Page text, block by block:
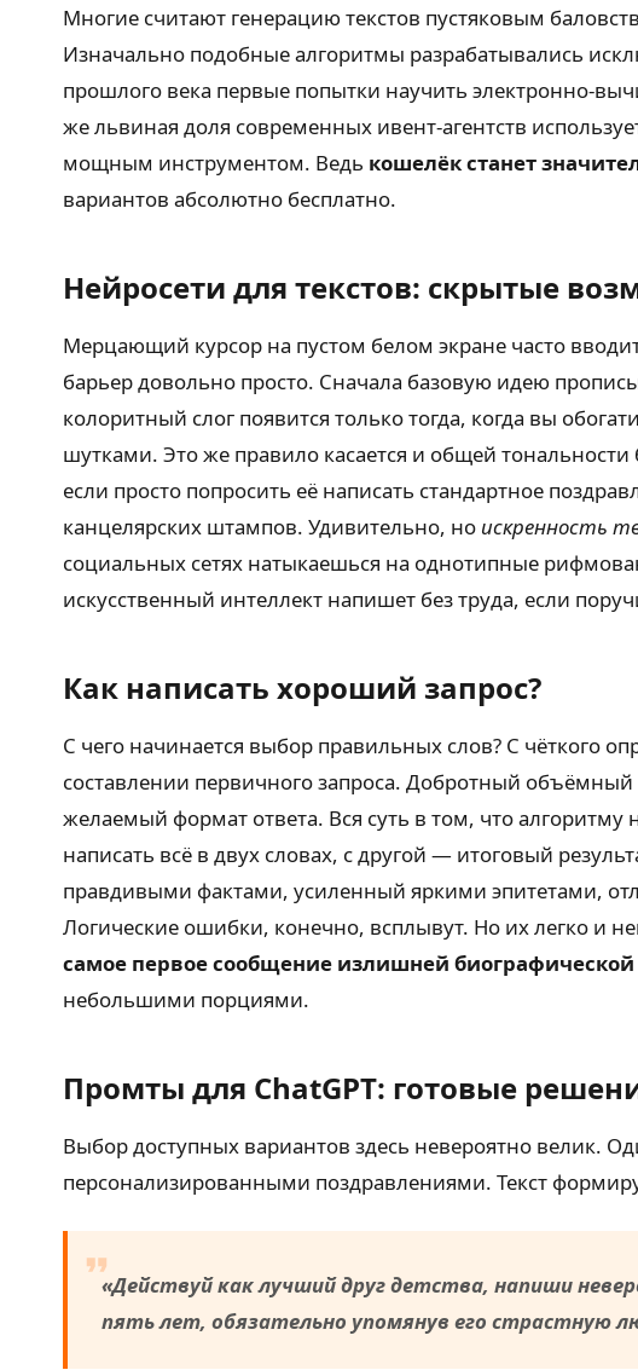
Многие считают генерацию текстов пустяковым
Изначально подобные алгоритмы разрабатывались
прошлого века первые попытки научить электронно-
же львиная доля современных ивент-агентств
мощным инструментом. Ведь кошелёк станет
вариантов абсолютно бесплатно.
Нейросети для текстов: скрытые
Мерцающий курсор на пустом белом экране часто
барьер довольно просто. Сначала базовую идею
колоритный слог появится только тогда, когда вы
шутками. Это же правило касается и общей
если просто попросить её написать стандартное
канцелярских штампов. Удивительно, но искренность
социальных сетях натыкаешься на однотипные
искусственный интеллект напишет без труда, если
Как написать хороший запрос?
С чего начинается выбор правильных слов? С чёткого
составлении первичного запроса. Добротный
желаемый формат ответа. Вся суть в том, что
написать всё в двух словах, с другой — итоговый
правдивыми фактами, усиленный яркими эпитетами,
Логические ошибки, конечно, всплывут. Но их легко и
самое первое сообщение излишней
небольшими порциями.
Промты для ChatGPT: готовые
Выбор доступных вариантов здесь невероятно велик.
персонализированными поздравлениями. Текст
«Действуй как лучший друг детства, напиши
пять лет, обязательно упомянув его страстную